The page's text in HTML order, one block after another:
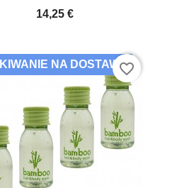
14,25 €
NA DOSTAWĘfavorite_border